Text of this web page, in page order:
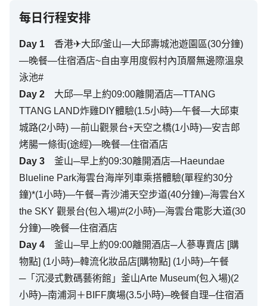
每日行程安排
Day 1
香港✈大邱/釜山—大邱壽城池遊園區(30分鐘)
—晚餐—住宿酒店~自由享用度假村內頂層無邊際溫泉
泳池#
Day 2
大邱—早上約09:00離開酒店—TTANG
TTANG LAND炸雞DIY體驗(1.5小時)—午餐—大邱東
城路(2小時) —前山觀景台+天空之橋(1小時)—安吉郎
烤腸一條街(途經)—晚餐—住宿酒店
Day 3
釜山─早上約09:30離開酒店—Haeundae
Blueline Park海雲台海岸列車乘搭體驗(單程約30分
鐘)*(1小時)—午餐─青沙浦天空步道(40分鐘)─海雲台X
the SKY 觀景台(包入場)#(2小時)—海雲台電影大道(30
分鐘)—晚餐—住宿酒店
Day 4
釜山─早上約09:00離開酒店─人蔘專賣店 [購
物點] (1小時)─韓流化妝品店[購物點] (1小時)─午餐
─「沉浸式數碼藝術館」釜山Arte Museum(包入場)(2
小時)─南浦洞＋BIFF廣場(3.5小時)─晚餐自理─住宿酒